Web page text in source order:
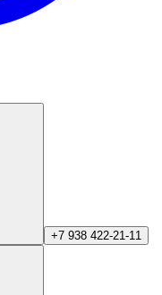
+7 938 422-21-11